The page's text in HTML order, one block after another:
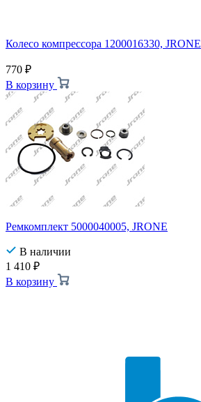
Колесо компрессора 1200016330, JRONE
770 ₽
В корзину
Ремкомплект 5000040005, JRONE
В наличии
1 410 ₽
В корзину